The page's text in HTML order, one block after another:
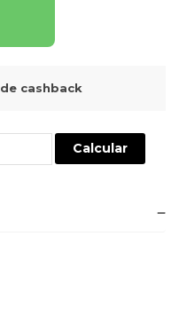
de cashback
Calcular